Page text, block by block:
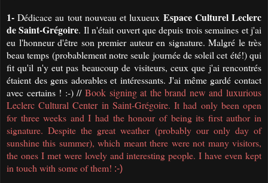
1-Dédicace au tout nouveau et luxueux Espace Culturel Leclerc
de Saint-Grégoire. Il n'était ouvert que depuis trois semaines et j'ai
eu l'honneur d'être son premier auteur en signature. Malgré le très
beau temps (probablement notre seule journée de soleil cet été!) qui
fit qu'il n'y eut pas beaucoup de visiteurs, ceux que j'ai rencontrés
étaient des gens adorables et intéressants. J'ai même gardé contact
avec certains ! :-) // Book signing at the brand new and luxurious
Leclerc Cultural Center in Saint-Grégoire.It had only been open
for three weeks and I had the honour of being its first author in
signature.Despite the great weather (probably our only day of
sunshine this summer), which meant there were not many visitors,
the ones I met were lovely and interesting people.I have even kept
in touch with some of them! :-)